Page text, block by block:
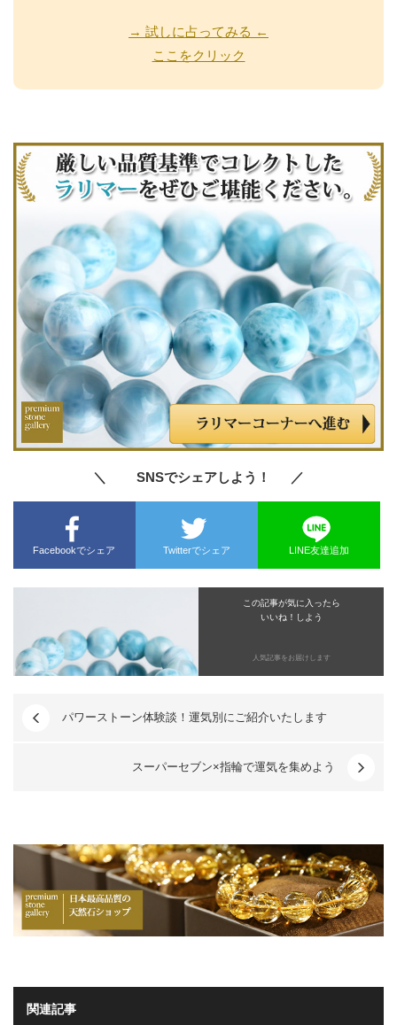
→ 試しに占ってみる ←
ここをクリック
＼ SNSでシェアしよう！ ／
Facebookでシェア Twitterでシェア LINE友達追加
この記事が気に入ったら
いいね！しよう
人気記事をお届けします
パワーストーン体験談！運気別にご紹介いたします
スーパーセブン×指輪で運気を集めよう
関連記事